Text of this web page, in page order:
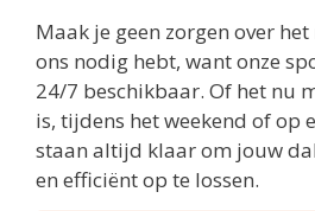
Maak je geen zorgen over
ons nodig hebt, want onze
24/7 beschikbaar. Of het nu
is, tijdens het weekend of op
staan altijd klaar om jouw
en efficiënt op te lossen.